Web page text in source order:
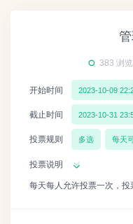
383 浏览
开始时间 2023-10-09
截止时间 2023-10-31
投票规则 多选 每天
投票说明
每天每人允许投票一次，投